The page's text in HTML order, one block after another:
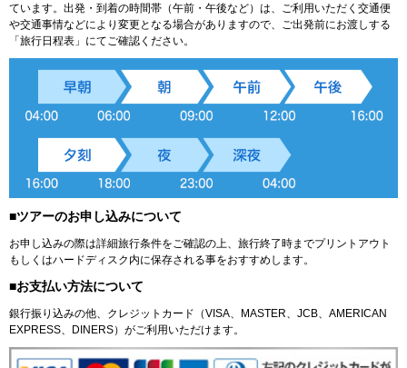
ています。出発・到着の時間帯（午前・午後など）は、ご利用いただく交通便
や交通事情などにより変更となる場合がありますので、ご出発前にお渡しする
「旅行日程表」にてご確認ください。
■ツアーのお申し込みについて
お申し込みの際は詳細旅行条件をご確認の上、旅行終了時までプリントアウト
もしくはハードディスク内に保存される事をおすすめします。
■お支払い方法について
銀行振り込みの他、クレジットカード（VISA、MASTER、JCB、AMERICAN
EXPRESS、DINERS）がご利用いただけます。